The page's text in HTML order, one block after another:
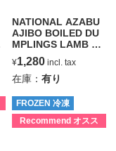
NATIONAL AZABU
AJIBO BOILED DU
MPLINGS LAMB &
TOMATO
¥1,280incl. tax
在庫： 有り
FROZEN 冷凍
Recommend オスス